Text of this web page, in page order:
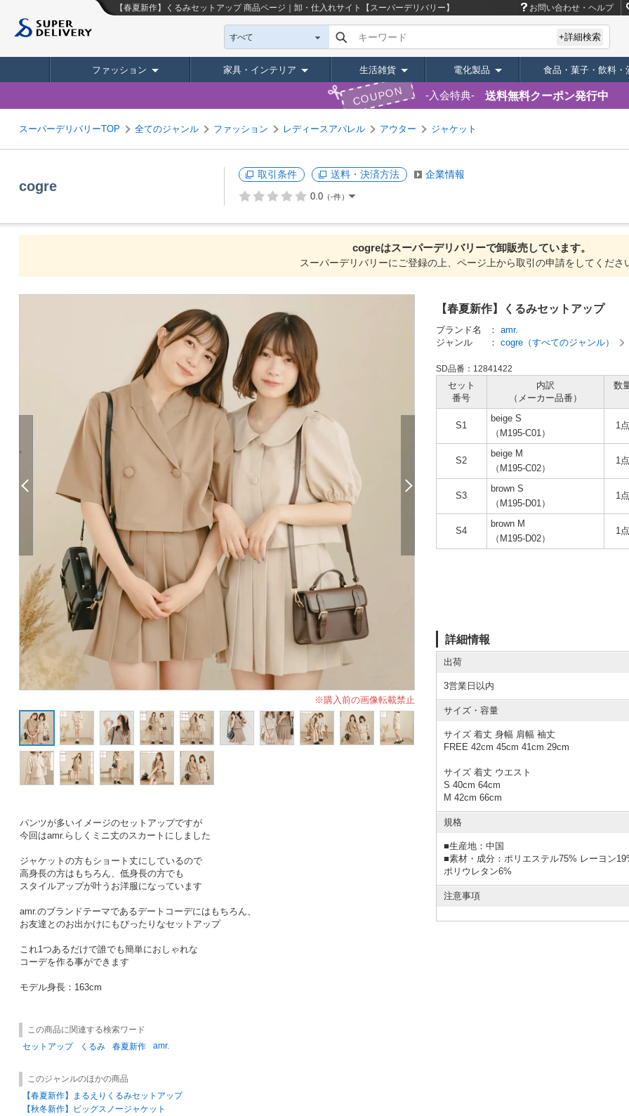
【春夏新作】くるみセットアップ商品ページ｜卸・仕入れサイト【スーパーデリバリー】 お問い合わせ・ヘルプ
すべて キーワード +詳細検索
ファッション 家具・インテリア 生活雑貨 電化製品 食品・菓子・飲料・
COUPON 入会特典 送料無料クーポン発行中
スーパーデリバリーTOP 全てのジャンル ファッション レディースアパレル アウター ジャケット
cogre
取引条件 送料・決済方法 企業情報
0.0（-件）
cogreはスーパーデリバリーで卸販売しています。
スーパーデリバリーにご登録の上、ページ上から取引の申請をしてくださ
※購入前の画像転載禁止
パンツが多いイメージのセットアップですが
今回はamr.らしくミニ丈のスカートにしました
ジャケットの方もショート丈にしているので
高身長の方はもちろん、低身長の方でも
スタイルアップが叶うお洋服になっています
amr.のブランドテーマであるデートコーデにはもちろん、
お友達とのお出かけにもぴったりなセットアップ
これ1つあるだけで誰でも簡単におしゃれな
コーデを作る事ができます
モデル身長：163cm
【春夏新作】くるみセットアップ
ブランド名 ： amr.
ジャンル
： cogre（すべてのジャンル）
SD品番：12841422
セット
番号
内訳
（メーカー品番）
数
S1
beige S
（M195-C01）
1点
S2
beige M
（M195-C02）
1点
S3
brown S
（M195-D01）
1点
S4
brown M
（M195-D02）
1点
詳細情報
出荷
3営業日以内
サイズ・容量
サイズ 着丈 身幅 肩幅 袖丈
FREE 42cm 45cm 41cm 29cm
サイズ 着丈 ウエスト
S 40cm 64cm
M 42cm 66cm
規格
■生産地：中国
■素材・成分：ポリエステル75% レーヨン
ポリウレタン6%
注意事項
この商品に関連する検索ワード
セットアップ
くるみ 春夏新作 amr.
このジャンルのほかの商品
【春夏新作】まるえりくるみセットアップ
【秋冬新作】ビッグスノージャケット